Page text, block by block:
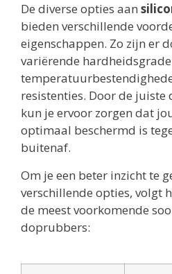
De diverse opties aan
bieden verschillende
eigenschappen. Zo zijn er
variërende
resistenties. Door de juiste
kun je ervoor zorgen dat
optimaal beschermd is
buitenaf.
Om je een beter inzicht te
verschillende opties, volgt
de meest voorkomende
doprubbers: